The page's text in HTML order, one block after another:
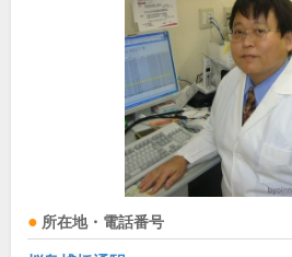
所在地・電話番号